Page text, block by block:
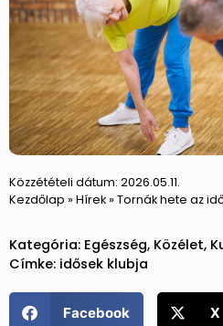
Közzétételi dátum: 2026.05.11.
Kezdőlap » Hírek» Tornák hete az
Kategória: Egészség, Közélet,
Címke: idősek klubja
Facebook X